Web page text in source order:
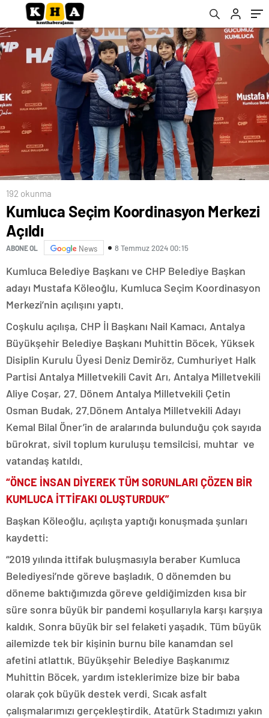
192 okunma
Kumluca Seçim Koordinasyon Merkezi
Açıldı
ABONE OL News 8 Temmuz 2024 00:15
Kumluca Belediye Başkanı ve CHP Belediye Başkan
adayı Mustafa Köleoğlu, Kumluca Seçim Koordinasyon
Merkezi’nin açılışını yaptı.
Coşkulu açılışa, CHP İl Başkanı Nail Kamacı, Antalya
Büyükşehir Belediye Başkanı Muhittin Böcek, Yüksek
Disiplin Kurulu Üyesi Deniz Demiröz, Cumhuriyet Halk
Partisi Antalya Milletvekili Cavit Arı, Antalya Milletvekili
Aliye Coşar, 27. Dönem Antalya Milletvekili Çetin
Osman Budak, 27.Dönem Antalya Milletvekili Adayı
Kemal Bilal Öner’in de aralarında bulunduğu çok sayıda
bürokrat, sivil toplum kuruluşu temsilcisi, muhtar ve
vatandaş katıldı.
“ÖNCE İNSAN DİYEREK TÜM SORUNLARI ÇÖZEN BİR
KUMLUCA İTTİFAKI OLUŞTURDUK”
Başkan Köleoğlu, açılışta yaptığı konuşmada şunları
kaydetti:
“2019 yılında ittifak buluşmasıyla beraber Kumluca
Belediyesi’nde göreve başladık. O dönemden bu
döneme baktığımızda göreve geldiğimizden kısa bir
süre sonra büyük bir pandemi koşullarıyla karşı karşıya
kaldık. Sonra büyük bir sel felaketi yaşadık. Tüm büyük
ailemizde tek bir kişinin burnu bile kanamdan sel
afetini atlattık. Büyükşehir Belediye Başkanımız
Muhittin Böcek, yardım isteklerimize bize bir baba
olarak çok büyük destek verdi. Sıcak asfalt
çalışmalarımızı gerçekleştirdik. Atatürk Stadımızı yakın
ve Yapı Sorunlarını Çözecek